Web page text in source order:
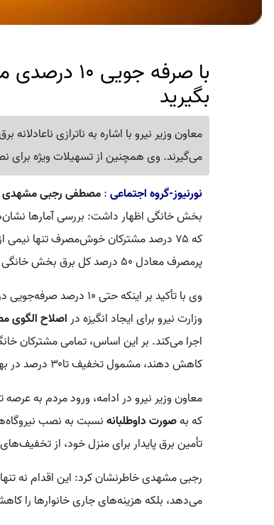
بگیرید
می‌گیرند. وی همچنین از تسهیلات ویژه برای
نورنیوز-گروه اجتماعی:مصطفی رجبی مشهدی
بخش خانگی اظهار داشت: بررسی آمار‌ها
پرمصرف معادل ۵۰ درصد کل برق بخش خانگی را به خود اختصاص داده‌اند.
وی با تأکید بر اینکه
وزارت نیرو برای ایجاد انگیزه دراصلاح الگوی
کاهش دهند، مشمول تخفیف تا۳۰ درصد در بهای قبض برق خواهند شد.
معاون وزیر نیرو در ادامه، ورود مردم به
که بهصورت داوطلبانهنسبت به نصب
تأمین برق پایدار برای منزل خود، از
رجبی مشهدی خاطرنشان کرد: این اقدام نه
می‌دهد، بلکه هزینه‌های جاری خانوار‌ها را